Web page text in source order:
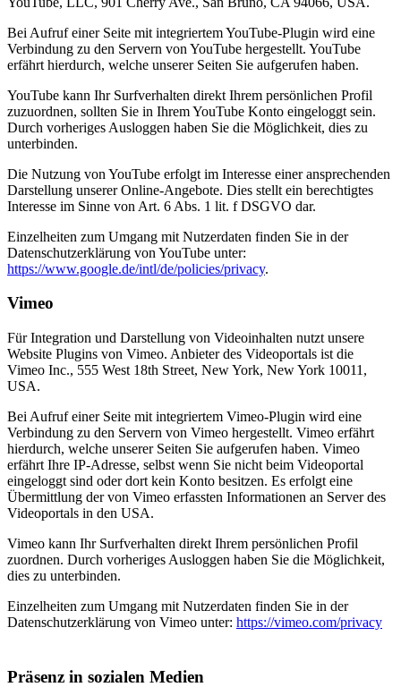
Bei Aufruf einer Seite mit integriertem YouTube-Plugin wird eine
Verbindung zu den Servern von YouTube hergestellt. YouTube
erfährt hierdurch, welche unserer Seiten Sie aufgerufen haben.
YouTube kann Ihr Surfverhalten direkt Ihrem persönlichen Profil
zuzuordnen, sollten Sie in Ihrem YouTube Konto eingeloggt sein.
Durch vorheriges Ausloggen haben Sie die Möglichkeit, dies zu
unterbinden.
Die Nutzung von YouTube erfolgt im Interesse einer ansprechenden
Darstellung unserer Online-Angebote. Dies stellt ein berechtigtes
Interesse im Sinne von Art. 6 Abs. 1 lit. f DSGVO dar.
Einzelheiten zum Umgang mit Nutzerdaten finden Sie in der
Datenschutzerklärung von YouTube unter:
https://www.google.de/intl/de/policies/privacy.
Vimeo
Für Integration und Darstellung von Videoinhalten nutzt unsere
Website Plugins von Vimeo. Anbieter des Videoportals ist die
Vimeo Inc., 555 West 18th Street, New York, New York 10011,
USA.
Bei Aufruf einer Seite mit integriertem Vimeo-Plugin wird eine
Verbindung zu den Servern von Vimeo hergestellt. Vimeo erfährt
hierdurch, welche unserer Seiten Sie aufgerufen haben. Vimeo
erfährt Ihre IP-Adresse, selbst wenn Sie nicht beim Videoportal
eingeloggt sind oder dort kein Konto besitzen. Es erfolgt eine
Übermittlung der von Vimeo erfassten Informationen an Server des
Videoportals in den USA.
Vimeo kann Ihr Surfverhalten direkt Ihrem persönlichen Profil
zuordnen. Durch vorheriges Ausloggen haben Sie die Möglichkeit,
dies zu unterbinden.
Einzelheiten zum Umgang mit Nutzerdaten finden Sie in der
Datenschutzerklärung von Vimeo unter: https://vimeo.com/privacy
Präsenz in sozialen Medien